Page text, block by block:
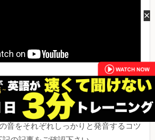
な4つの音を、「前に！前に！」に発音
う音に聞こえる解説。
音をそれぞれしっかりと発音するコツ
×